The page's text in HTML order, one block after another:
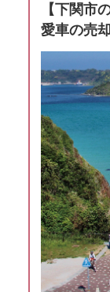
【下関市
愛車の売